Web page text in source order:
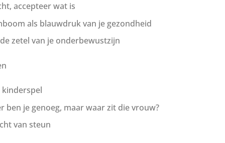
accepteer wat is
als blauwdruk van je gezondheid
zetel van je onderbewustzijn
kinderspel
ben je genoeg, maar waar zit die vrouw?
van steun